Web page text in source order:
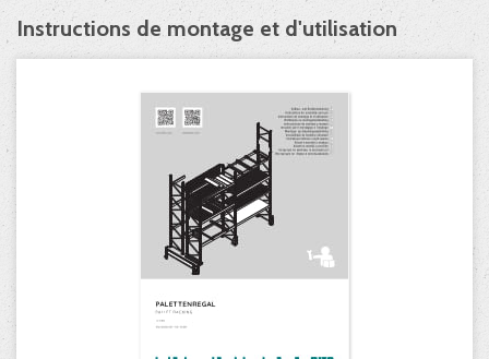
Instructions de montage et d'utilisation